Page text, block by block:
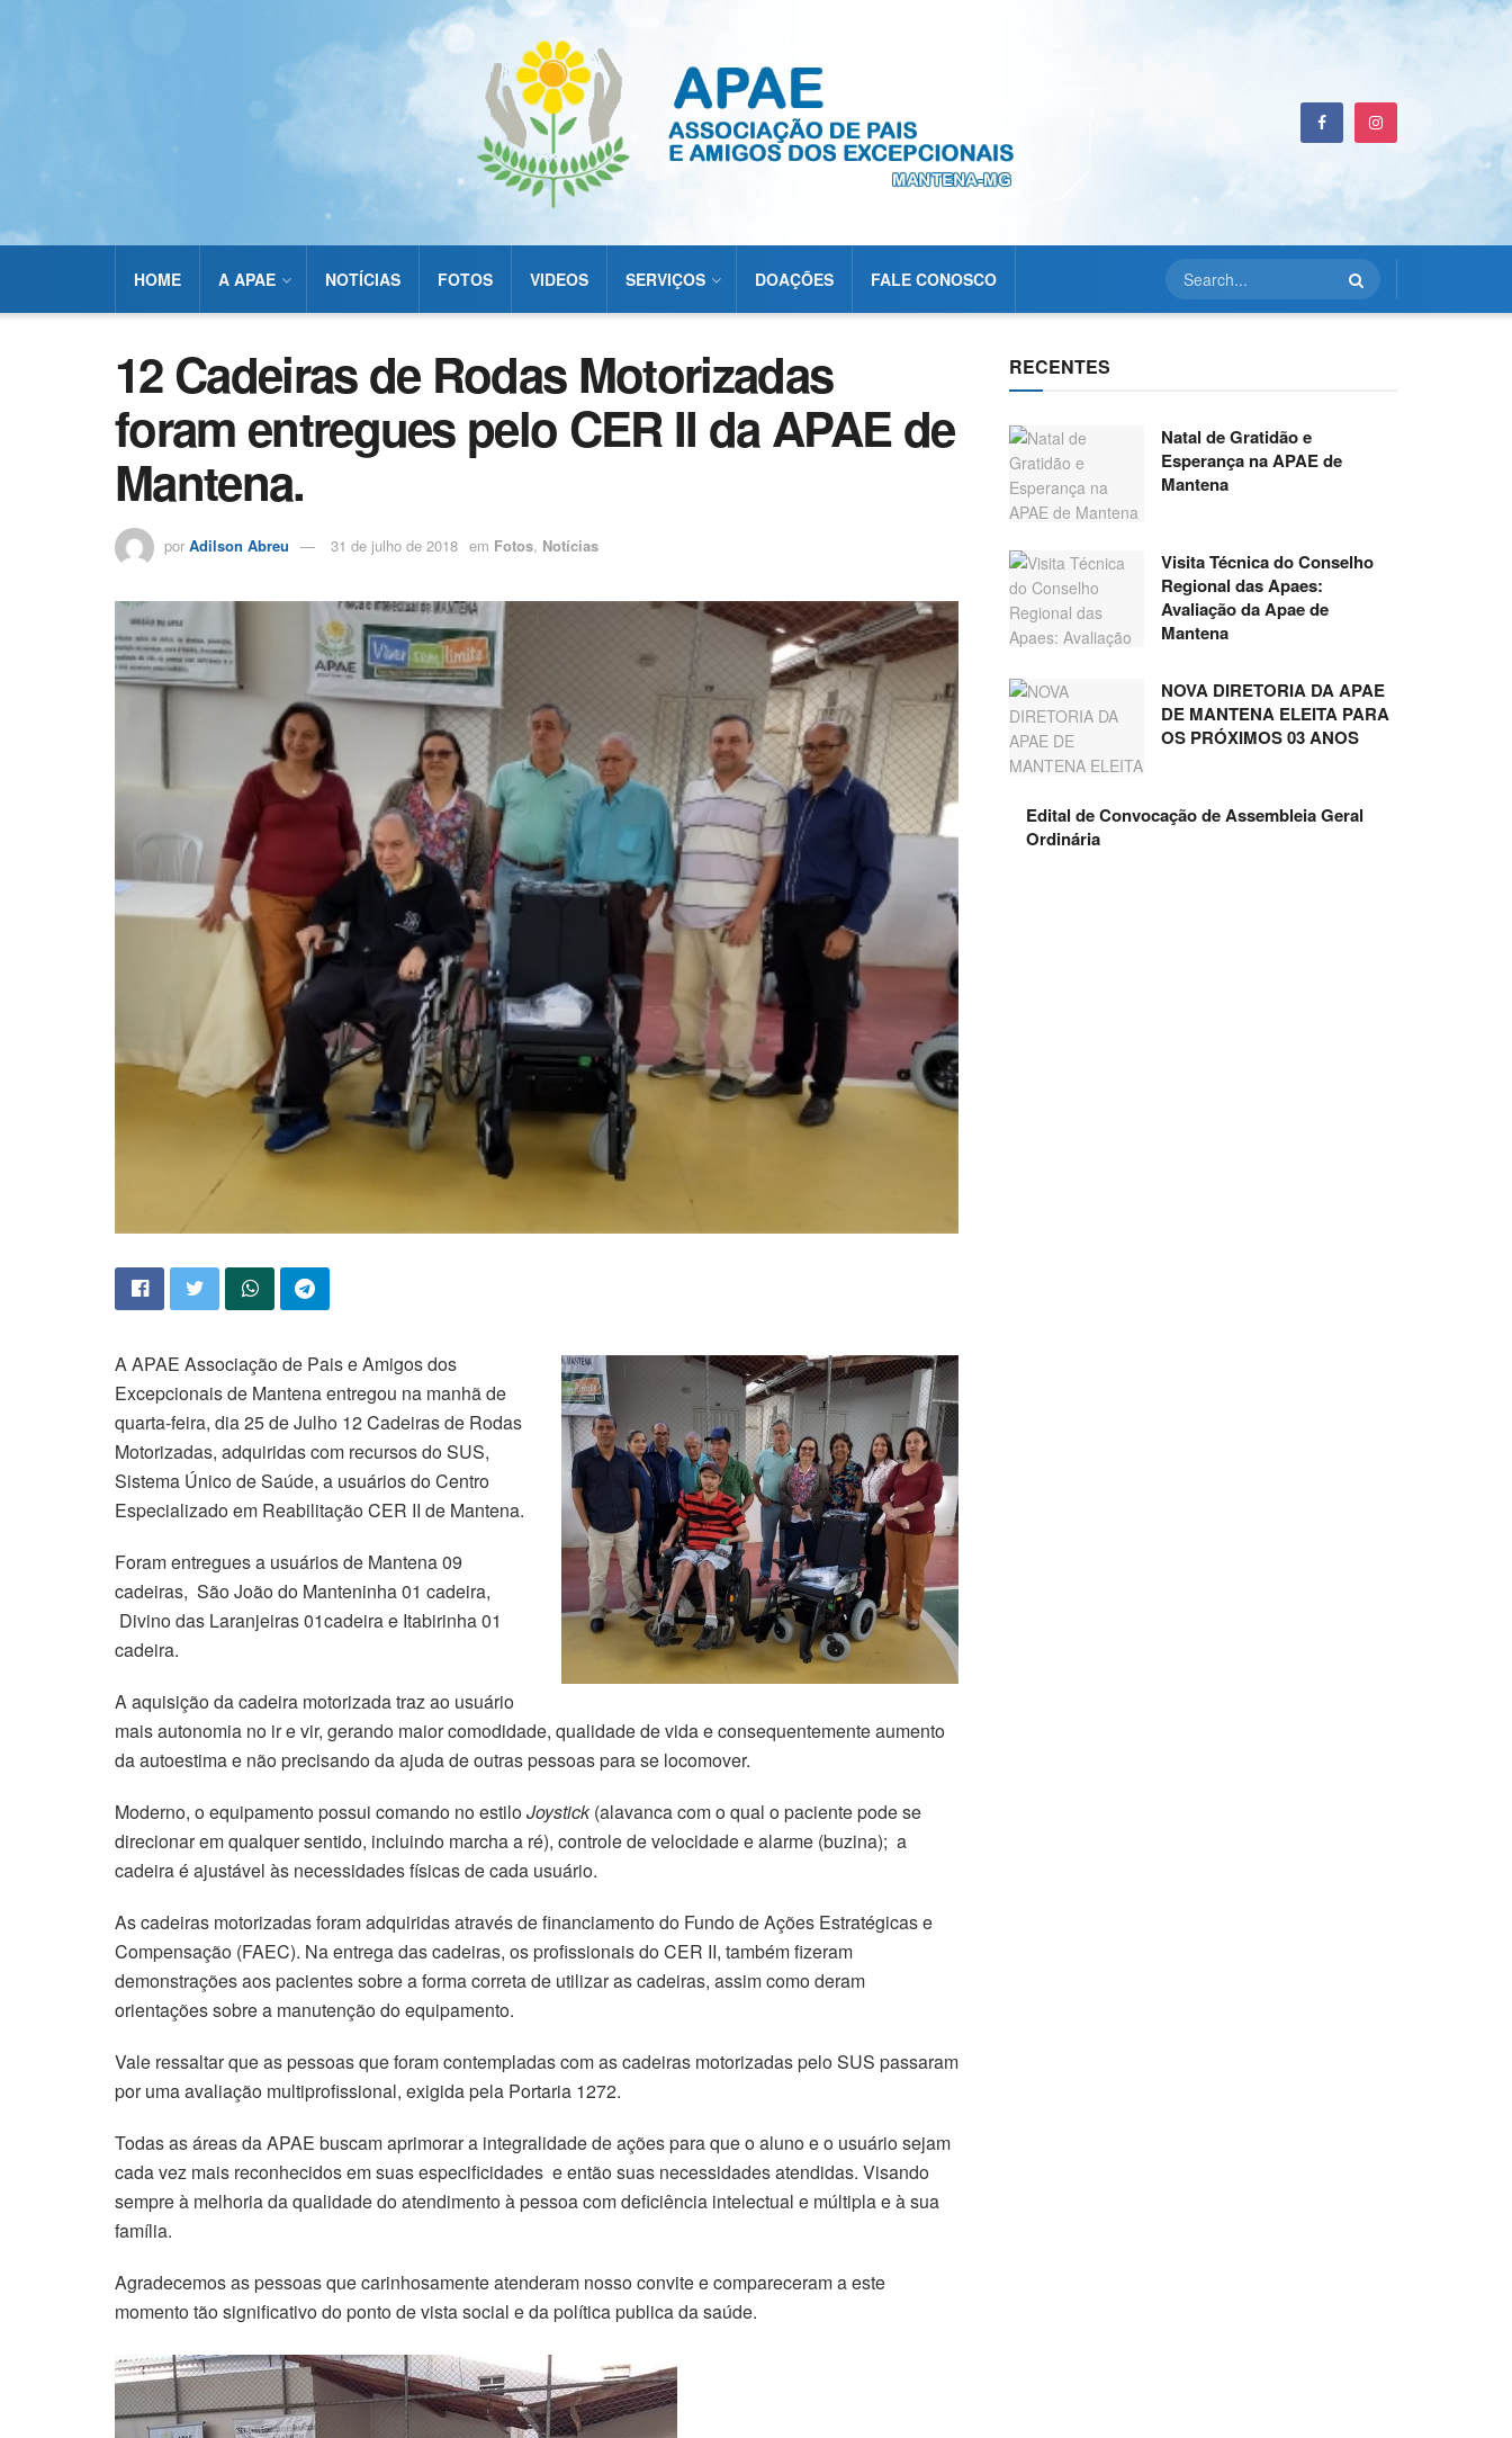
HOME A APAE NOTÍCIAS FOTOS VIDEOS SERVIÇOS DOAÇÕES FALE CONOSCO
12 Cadeiras de Rodas Motorizadas
foram entregues pelo CER II da APAE de
Mantena.
por Adilson Abreu 31 de julho de 2018 em Fotos, Notícias
A APAE Associação de Pais e Amigos dos
Excepcionais de Mantena entregou na manhã de
quarta-feira, dia 25 de Julho 12 Cadeiras de Rodas
Motorizadas, adquiridas com recursos do SUS,
Sistema Único de Saúde, a usuários do Centro
Especializado em Reabilitação CER II de Mantena.
Foram entregues a usuários de Mantena 09
cadeiras, São João do Manteninha 01 cadeira,
Divino das Laranjeiras 01cadeira e Itabirinha 01
cadeira.
A aquisição da cadeira motorizada traz ao usuário
mais autonomia no ir e vir, gerando maior comodidade, qualidade de vida e consequentemente aumento
da autoestima e não precisando da ajuda de outras pessoas para se locomover.
Moderno, o equipamento possui comando no estiloJoystick(alavanca com o qual o paciente pode se
direcionar em qualquer sentido, incluindo marcha a ré), controle de velocidade e alarme (buzina); a
cadeira é ajustável às necessidades físicas de cada usuário.
As cadeiras motorizadas foram adquiridas através de financiamento do Fundo de Ações Estratégicas e
Compensação (FAEC). Na entrega das cadeiras, os profissionais do CER II, também fizeram
demonstrações aos pacientes sobre a forma correta de utilizar as cadeiras, assim como deram
orientações sobre a manutenção do equipamento.
Vale ressaltar que as pessoas que foram contempladas com as cadeiras motorizadas pelo SUS passaram
por uma avaliação multiprofissional, exigida pela Portaria 1272.
Todas as áreas da APAE buscam aprimorar a integralidade de ações para que o aluno e o usuário sejam
cada vez mais reconhecidos em suas especificidades e então suas necessidades atendidas. Visando
sempre à melhoria da qualidade do atendimento à pessoa com deficiência intelectual e múltipla e à sua
família.
Agradecemos as pessoas que carinhosamente atenderam nosso convite e compareceram a este
momento tão significativo do ponto de vista social e da política publica da saúde.
RECENTES
Natal de Gratidão e
Esperança na APAE de
Mantena
Visita Técnica do Conselho
Regional das Apaes:
Avaliação da Apae de
Mantena
NOVA DIRETORIA DA APAE
DE MANTENA ELEITA PARA
OS PRÓXIMOS 03 ANOS
Edital de Convocação de Assembleia Geral
Ordinária